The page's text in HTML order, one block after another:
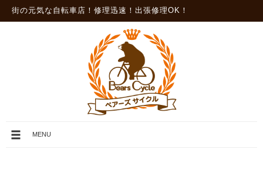
街の元気な自転車店！修理迅速！出張修理OK！
メ
MENU